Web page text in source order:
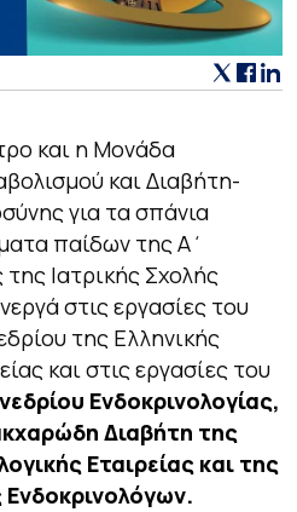
και η Μονάδα
και Διαβήτη-
για τα σπάνια
παίδων της A΄
της Ιατρικής Σχολής
στις εργασίες του
της Ελληνικής
και στις εργασίες του
Ενδοκρινολογίας,
Διαβήτη της
Εταιρείας και της